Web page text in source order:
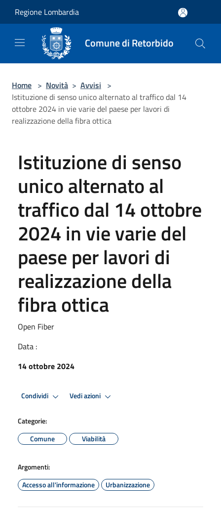
Regione Lombardia
Comune di Retorbido
Home > Novità > Avvisi >
Istituzione di senso unico alternato al traffico dal 14
ottobre 2024 in vie varie del paese per lavori di
realizzazione della fibra ottica
Istituzione di senso
unico alternato al
traffico dal 14 ottobre
2024 in vie varie del
paese per lavori di
realizzazione della
fibra ottica
Open Fiber
Data :
14 ottobre 2024
Condividi Vedi azioni
Categorie:
Comune
Viabilità
Argomenti:
Accesso all'informazione
Urbanizzazione